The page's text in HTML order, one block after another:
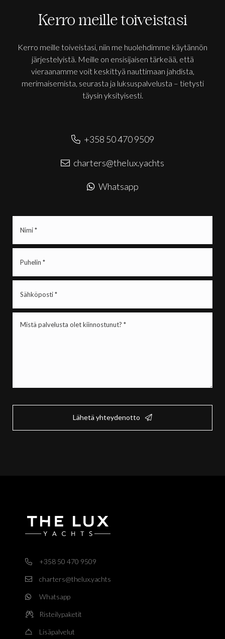
Kerro meille toiveistasi
Kerro meille toiveistasi, niin me huolehdimme käytännön
järjestelyistä. Meille on ensisijaisen tärkeää, että
vieraanamme voit keskittyä nauttimaan jahdista,
merimaisemista, seurasta ja luksuspalvelusta – tietysti
täysin yksityisesti.
+358 50 470 9509
charters@thelux.yachts
Whatsapp
(Pakollinen)
(Pakollinen)
(Pakollinen)
palvelusta
Lähetä yhteydenotto
+358 50 470 9509
charters@thelux.yachts
Whatsapp
Risteilypaketit
Lisäpalvelut